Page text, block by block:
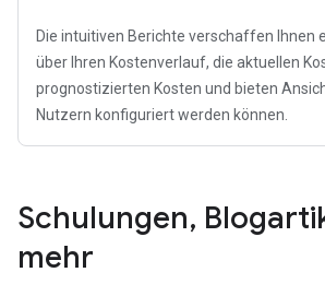
Die intuitiven Berichte verschaffen Ihnen
über Ihren Kostenverlauf, die aktuellen
prognostizierten Kosten und bieten
Nutzern konfiguriert werden können.
Schulungen,
mehr